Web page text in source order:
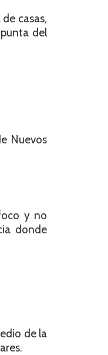
casas,
del
Nuevos
y no
donde
de la